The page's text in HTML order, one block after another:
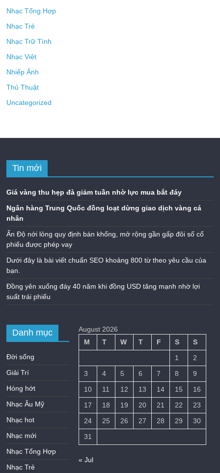
Nhạc Tổng Hợp
Nhạc Trẻ
Nhạc Trữ Tình
Nhạc Việt
Nhiếp Ảnh
Thủ Thuật
Uncategorized
Tin mới
Giá vàng thu hẹp đà giảm tuần nhờ lực mua bắt đáy
Ngân hàng Trung Quốc đồng loạt dừng giao dịch vàng cá
nhân
Ấn Độ nới lỏng quy định bán khống, mở rộng gần gấp đôi số cổ
phiếu được phép vay
Dưới đây là bài viết chuẩn SEO khoảng 800 từ theo yêu cầu của
bạn.
Đồng yên xuống đáy 40 năm khi đồng USD tăng mạnh nhờ lợi
suất trái phiếu
Danh mục
Đời sống
Giải Trí
Hóng hớt
Nhạc Âu Mỹ
Nhạc hot
Nhạc mới
Nhạc Tổng Hợp
Nhạc Trẻ
August 2026
M
T W T F S
S
1
2
3
4 5 6 7 8
9
10
11 12 13 14 15
16
17
18 19 20 21 22
23
24
25 26 27 28 29
30
31
« Jul